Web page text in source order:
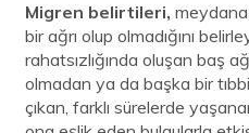
Migren belirtileri, meydana
bir ağrı olup olmadığını
rahatsızlığında oluşan baş
olmadan ya da başka bir
çıkan, farklı sürelerde